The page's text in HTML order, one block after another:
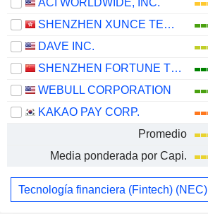
ACI WORLDWIDE, INC.
SHENZHEN XUNCE TECHNOLOGY CO., LTD.
DAVE INC.
SHENZHEN FORTUNE TREND TECHNOLOGY CO., LTD.
WEBULL CORPORATION
KAKAO PAY CORP.
Promedio
Media ponderada por Capi.
Tecnología financiera (Fintech) (NEC)